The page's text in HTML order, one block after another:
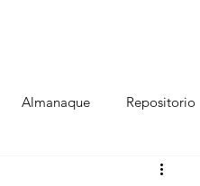
Almanaque Repositorio